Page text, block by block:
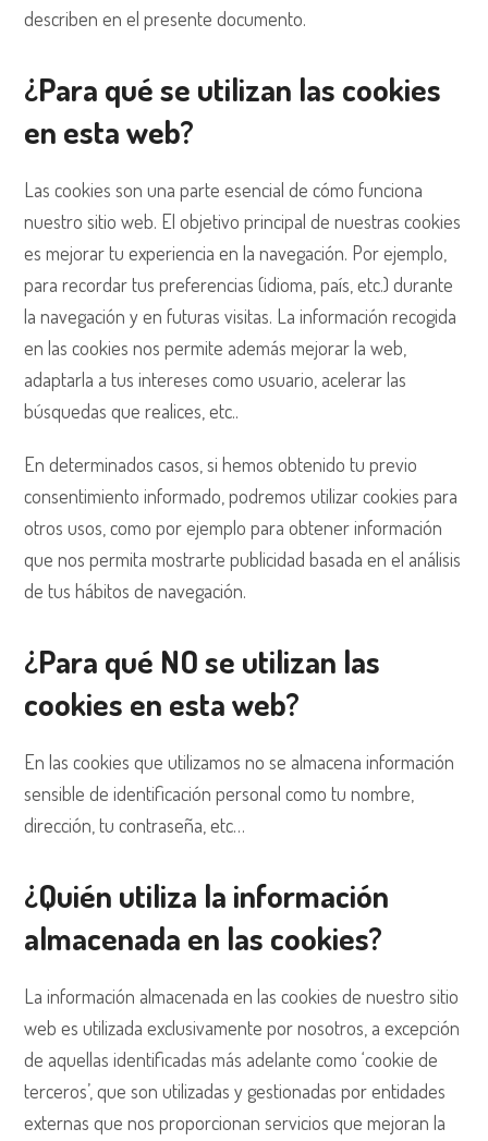
describen en el presente documento.
¿Para qué se utilizan las cookies
en esta web?
Las cookies son una parte esencial de cómo funciona
nuestro sitio web. El objetivo principal de nuestras cookies
es mejorar tu experiencia en la navegación. Por ejemplo,
para recordar tus preferencias (idioma, país, etc.) durante
la navegación y en futuras visitas. La información recogida
en las cookies nos permite además mejorar la web,
adaptarla a tus intereses como usuario, acelerar las
búsquedas que realices, etc..
En determinados casos, si hemos obtenido tu previo
consentimiento informado, podremos utilizar cookies para
otros usos, como por ejemplo para obtener información
que nos permita mostrarte publicidad basada en el análisis
de tus hábitos de navegación.
¿Para qué NO se utilizan las
cookies en esta web?
En las cookies que utilizamos no se almacena información
sensible de identificación personal como tu nombre,
dirección, tu contraseña, etc…
¿Quién utiliza la información
almacenada en las cookies?
La información almacenada en las cookies de nuestro sitio
web es utilizada exclusivamente por nosotros, a excepción
de aquellas identificadas más adelante como ‘cookie de
terceros’, que son utilizadas y gestionadas por entidades
externas que nos proporcionan servicios que mejoran la